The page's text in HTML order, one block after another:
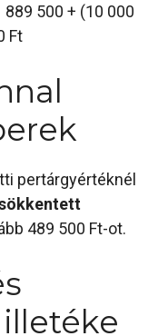
500 + (10 000
Ft
pertárgyértéknél
489 500 Ft-ot.